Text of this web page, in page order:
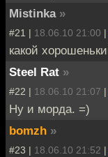
Mistinka »
#21 | 18.06.10 21:00 |
какой
Steel Rat »
#22 | 18.06.10 21:07 |
Ну и морда. =)
bomzh »
#23 | 18.06.10 21:52 |